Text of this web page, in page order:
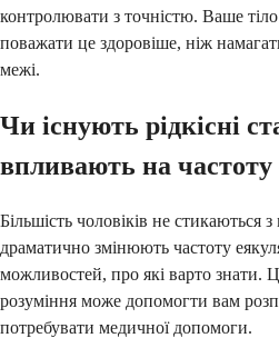
контролювати з точністю. Ваше
поважати це здоровіше, ніж
межі.
Чи існують рідкісні
впливають на частоту
Більшість чоловіків не стикаються
драматично змінюють частоту
можливостей, про які варто знати.
розуміння може допомогти вам
потребувати медичної допомоги.